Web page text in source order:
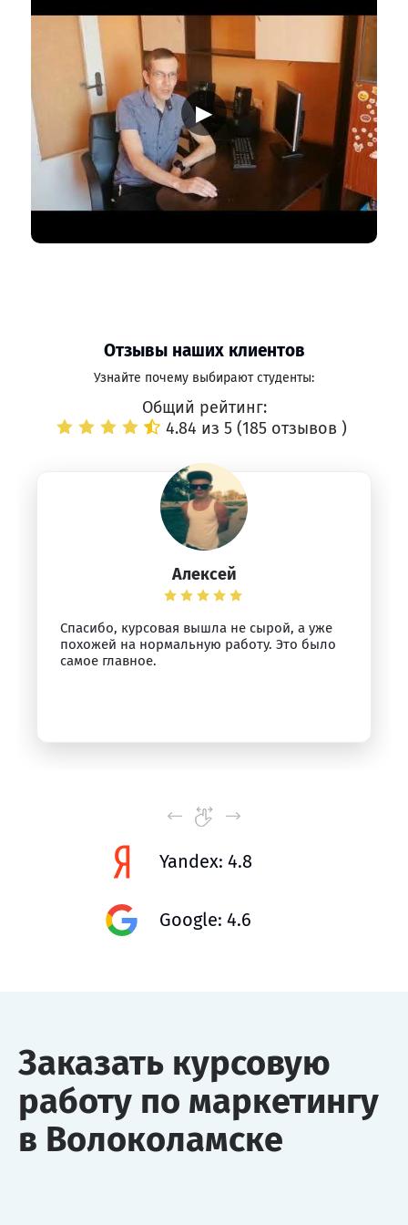
▶
Отзывы наших клиентов
Узнайте почему выбирают студенты:
Общий рейтинг:
4.84 из 5 (185 отзывов )
Алексей
Спасибо, курсовая вышла не сырой, а уже
похожей на нормальную работу. Это было
самое главное.
Yandex: 4.8
Google: 4.6
Заказать курсовую
работу по маркетингу
в Волоколамске